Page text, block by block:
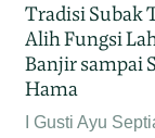
Tradisi Subak
Alih Fungsi
Banjir sampai
Hama
I Gusti Ayu